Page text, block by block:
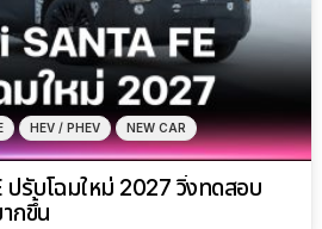
HEV / PHEV NEW CAR
รับโฉมใหม่ 2027 วิ่งทดสอบ
กขึ้น